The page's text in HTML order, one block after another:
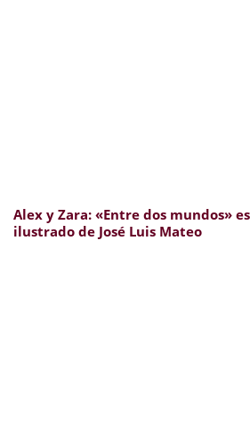
Alex y Zara: «Entre dos mundos»
ilustrado de José Luis Mateo